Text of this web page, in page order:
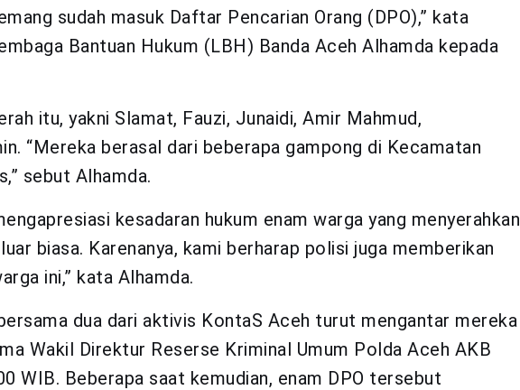
sudah masuk Daftar Pencarian Orang (DPO),” kata
Bantuan Hukum (LBH) Banda Aceh Alhamda kepada
itu, yakni Slamat, Fauzi, Junaidi, Amir Mahmud,
“Mereka berasal dari beberapa gampong di Kecamatan
sebut Alhamda.
kesadaran hukum enam warga yang menyerahkan
biasa. Karenanya, kami berharap polisi juga memberikan
ini,” kata Alhamda.
dua dari aktivis KontaS Aceh turut mengantar mereka
Wakil Direktur Reserse Kriminal Umum Polda Aceh AKB
WIB. Beberapa saat kemudian, enam DPO tersebut